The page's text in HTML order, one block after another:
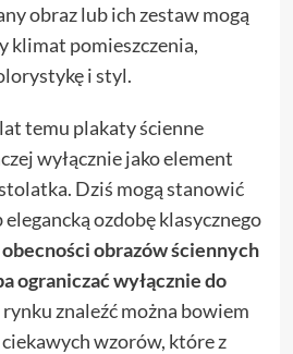
obraz lub ich zestaw mogą
klimat pomieszczenia,
i styl.
temu plakaty ścienne
wyłącznie jako element
Dziś mogą stanowić
ozdobę klasycznego
obecności obrazów ściennych
ograniczać wyłącznie do
rynku znaleźć można bowiem
wzorów, które z